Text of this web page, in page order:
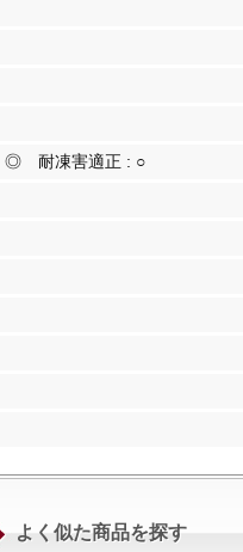
◎ 耐凍害適正 : ○
よく似た商品を探す